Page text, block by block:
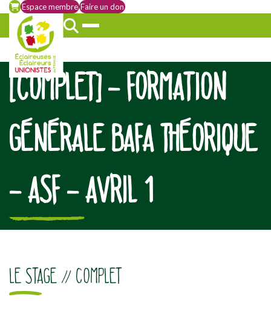
Espace membre Faire un don
[COMPLET] – FORMATION
GÉNÉRALE BAFA THÉORIQUE
– ASF – AVRIL 1
LE STAGE // COMPLET